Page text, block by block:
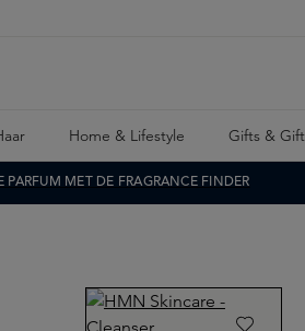
Home & Lifestyle Gifts &
MET DE FRAGRANCE FINDER